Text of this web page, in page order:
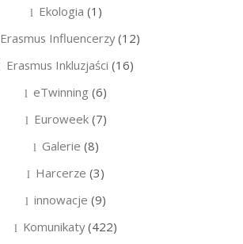
Ekologia (1)
Erasmus Influencerzy(12)
Erasmus Inkluzjaści (16)
eTwinning (6)
Euroweek(7)
Galerie (8)
Harcerze (3)
innowacje (9)
Komunikaty(422)